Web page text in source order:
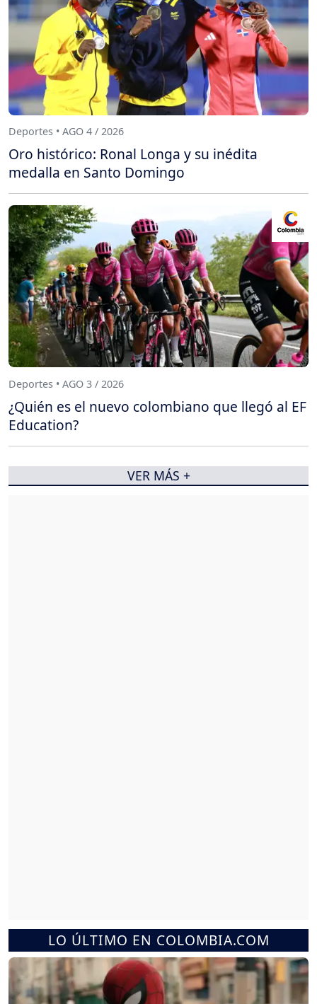
LO ÚLTIMO EN COLOMBIA.COM
Deportes • AGO 4 / 2026
Oro histórico: Ronal Longa y su inédita
medalla en Santo Domingo
Deportes • AGO 3 / 2026
¿Quién es el nuevo colombiano que llegó al EF
Education?
VER MÁS +